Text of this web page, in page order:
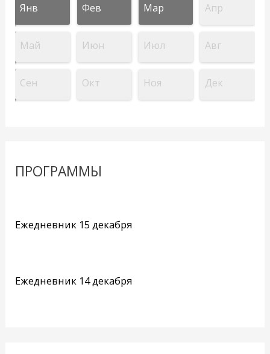
Янв Фев Мар Апр
Май Июн Июл Авг
Сен Окт Ноя Дек
ПРОГРАММЫ
Ежедневник 15 декабря
Ежедневник 14 декабря